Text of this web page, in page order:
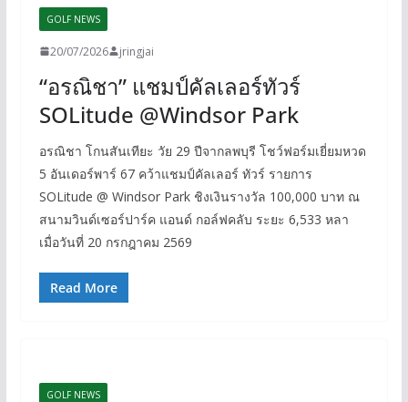
GOLF NEWS
20/07/2026 jringjai
“อรณิชา” แชมป์คัลเลอร์ทัวร์
SOLitude @Windsor Park
อรณิชา โกนสันเทียะ วัย 29 ปีจากลพบุรี โชว์ฟอร์มเยี่ยมหวด
5 อันเดอร์พาร์ 67 คว้าแชมป์คัลเลอร์ ทัวร์ รายการ
SOLitude @ Windsor Park ชิงเงินรางวัล 100,000 บาท ณ
สนามวินด์เซอร์ปาร์ค แอนด์ กอล์ฟคลับ ระยะ 6,533 หลา
เมื่อวันที่ 20 กรกฎาคม 2569
Read More
GOLF NEWS